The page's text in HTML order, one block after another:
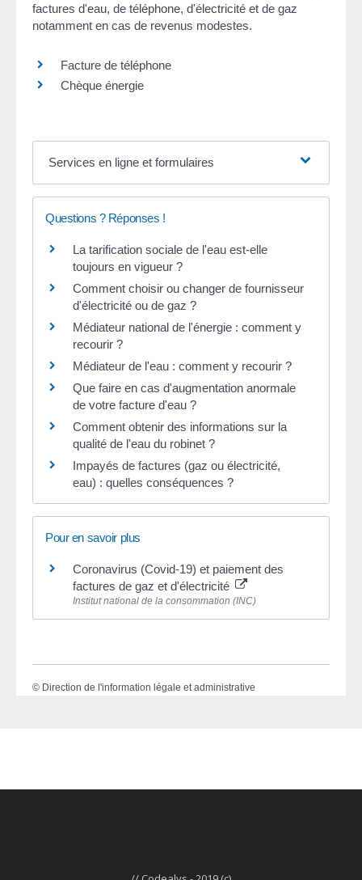
factures d'eau, de téléphone, d'électricité et de gaz
notamment en cas de revenus modestes.
Facture de téléphone
Chèque énergie
Services en ligne et formulaires
Questions ? Réponses !
La tarification sociale de l'eau est-elle
toujours en vigueur ?
Comment choisir ou changer de fournisseur
d'électricité ou de gaz ?
Médiateur national de l'énergie : comment y
recourir ?
Médiateur de l'eau : comment y recourir ?
Que faire en cas d'augmentation anormale
de votre facture d'eau ?
Comment obtenir des informations sur la
qualité de l'eau du robinet ?
Impayés de factures (gaz ou électricité,
eau) : quelles conséquences ?
Pour en savoir plus
Coronavirus (Covid-19) et paiement des
factures de gaz et d'électricité
Institut national de la consommation (INC)
© Direction de l'information légale et administrative